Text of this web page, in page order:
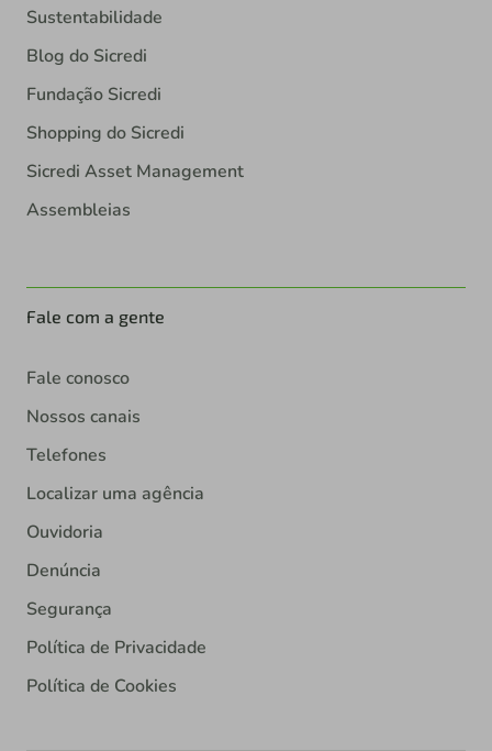
Sustentabilidade
Blog do Sicredi
Fundação Sicredi
Shopping do Sicredi
Sicredi Asset Management
Assembleias
Fale com a gente
Fale conosco
Nossos canais
Telefones
Localizar uma agência
Ouvidoria
Denúncia
Segurança
Política de Privacidade
Política de Cookies